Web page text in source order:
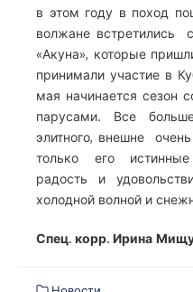
в этом году в поход
волжане встретились
«Акуна», которые
принимали участие в
мая начинается сезон
парусами. Все
элитного, внешне
только его
радость и
холодной волной и
Спец. корр. Ирина